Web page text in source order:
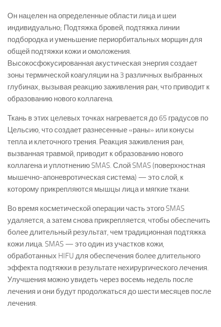
Он нацелен на определенные области лица и шеи
индивидуально; Подтяжка бровей, подтяжка линии
подбородка и уменьшение периорбитальных морщин для
общей подтяжки кожи и омоложения.
Высокосфокусированная акустическая энергия создает
зоны термической коагуляции на 3 различных выбранных
глубинах, вызывая реакцию заживления ран, что приводит к
образованию нового коллагена.
Ткань в этих целевых точках нагревается до 65 градусов по
Цельсию, что создает разнесенные «раны» или конусы
тепла и клеточного трения. Реакция заживления ран,
вызванная травмой, приводит к образованию нового
коллагена и уплотнению SMAS. Слой SMAS (поверхностная
мышечно-апоневротическая система) — это слой, к
которому прикрепляются мышцы лица и мягкие ткани.
Во время косметической операции часть этого SMAS
удаляется, а затем снова прикрепляется, чтобы обеспечить
более длительный результат, чем традиционная подтяжка
кожи лица. SMAS — это один из участков кожи,
обработанных HIFU для обеспечения более длительного
эффекта подтяжки в результате нехирургического лечения.
Улучшения можно увидеть через восемь недель после
лечения и они будут продолжаться до шести месяцев после
лечения.